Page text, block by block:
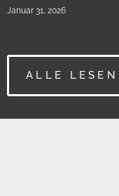
Januar 31, 2026
ALLE LESEN